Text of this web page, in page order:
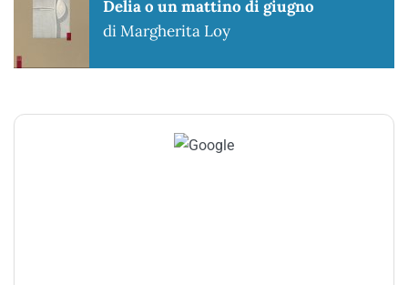
Delia o un mattino di giugno
di Margherita Loy